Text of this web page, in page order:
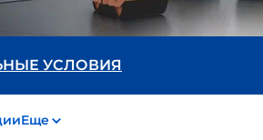
УСЛОВИЯ
Еще